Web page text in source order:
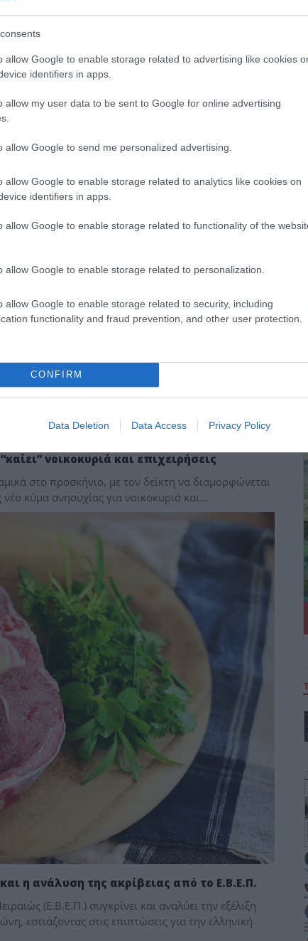
allow Google to enable storage related to advertising like cookies
identifiers in apps.
allow my user data to be sent to Google for online advertising
allow Google to send me personalized advertising.
allow Google to enable storage related to analytics like cookies on
identifiers in apps.
allow Google to enable storage related to functionality of the
allow Google to enable storage related to personalization.
allow Google to enable storage related to security, including
functionality and fraud prevention, and other user protection.
CONFIRM
Data Deletion Data Access Privacy Policy
νοικοκυριά και επιχειρήσεις
στο προσκήνιο, με τον δείκτη να διαμορφώνεται
κύμα ανησυχίας για νοικοκυριά και…
η ανάλυση της ακρίβειας από το Ε.Β.Ε.Π.
(Ε.Β.Ε.Π.) συγκρίνει και αναλύει την εξέλιξη
εστιάζοντας στις επιπτώσεις για την ελληνική